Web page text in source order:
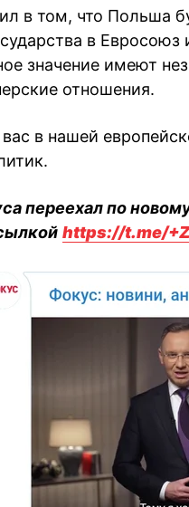
в том, что Польша
в
значение имеют
отношения.
в нашей
переехал по
https://t.me/